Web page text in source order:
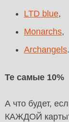
LTD blue,
Monarchs,
Archangels.
Те самые 10%
А что будет,
КАЖДОЙ